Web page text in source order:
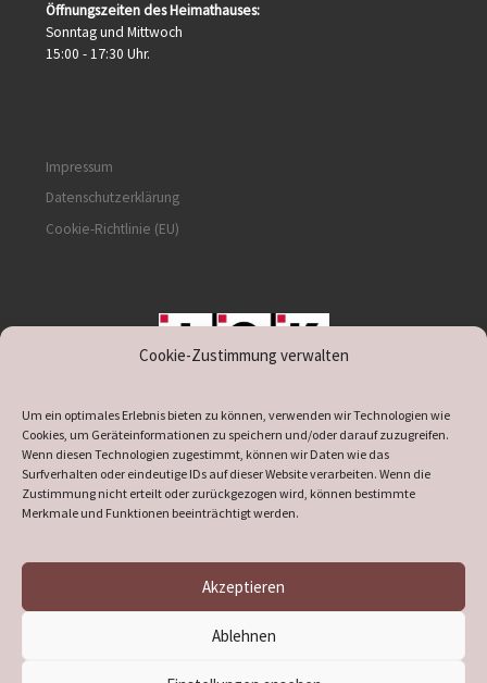
Cookie-Zustimmung verwalten
Um ein optimales Erlebnis bieten zu können, verwenden wir Technologien wie
Cookies, um Geräteinformationen zu speichern und/oder darauf zuzugreifen.
Wenn diesen Technologien zugestimmt, können wir Daten wie das
Surfverhalten oder eindeutige IDs auf dieser Website verarbeiten. Wenn die
Zustimmung nicht erteilt oder zurückgezogen wird, können bestimmte
Merkmale und Funktionen beeinträchtigt werden.
Akzeptieren
Ablehnen
Öffnungszeiten des Heimathauses:
Sonntag und Mittwoch
15:00 - 17:30 Uhr.
Impressum
Datenschutzerklärung
Cookie-Richtlinie (EU)
supported by DÖ
Heimatverein Verl– Alle Rechte vorbehalten